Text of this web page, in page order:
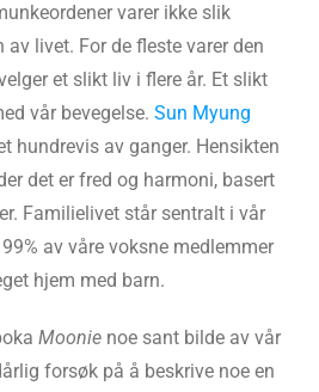
varer ikke slik
livet. For de fleste varer den
et slikt liv i flere år. Et slikt
vår bevegelse. Sun Myung
hundrevis av ganger. Hensikten
det er fred og harmoni, basert
Familielivet står sentralt i vår
av våre voksne medlemmer
hjem med barn.
Moonie noe sant bilde av vår
forsøk på å beskrive noe en